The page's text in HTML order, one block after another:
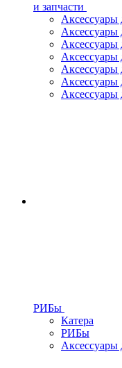
и запчасти
Аксессуары
Аксессуары
Аксессуары
Аксессуары
Аксессуары
Аксессуары
Аксессуары
РИБы
Катера
РИБы